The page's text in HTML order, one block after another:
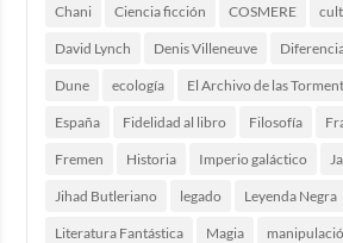
Chani Ciencia ficción COSMERE
David Lynch Denis Villeneuve
Dune ecología El Archivo de las
España Fidelidad al libro Filosofía
Fremen Historia Imperio galáctico
Jihad Butleriano legado Leyenda Negra
Literatura Fantástica Magia